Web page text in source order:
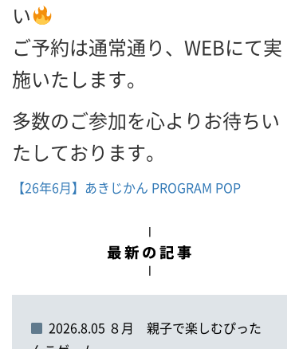
い
ご予約は通常通り、WEBにて実
施いたします。
多数のご参加を心よりお待ちい
たしております。
【26年6月】あきじかん PROGRAM POP
2026.8.05 ８月 親子で楽しむぴった